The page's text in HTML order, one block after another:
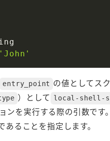
'John'
entry_point の値としてス
）として local-shell-
ンを実行する際の引数です。
あることを指定します。